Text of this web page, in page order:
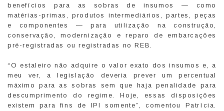
benefícios para as sobras de insumos — como
matérias-primas, produtos intermediários, partes, peças
e componentes — para utilização na construção,
conservação, modernização e reparo de embarcações
pré-registradas ou registradas no REB.
“O estaleiro não adquire o valor exato dos insumos e, a
meu ver, a legislação deveria prever um percentual
máximo para as sobras sem que haja penalidade para
descumprimento do regime. Hoje, essas disposições
existem para fins de IPI somente”, comentou Patrícia.